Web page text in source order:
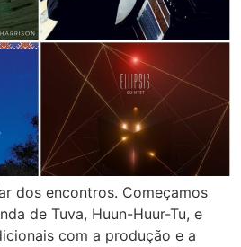
dos encontros. Começamos
de Tuva, Huun-Huur-Tu, e
com a produção e a